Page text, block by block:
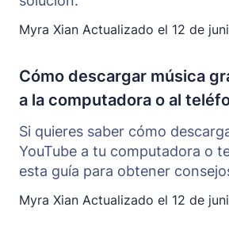
Myra Xian Actualizado el 12 de
Cómo descargar música
a la computadora o al
Si quieres saber cómo
YouTube a tu computadora o
esta guía para obtener
Myra Xian Actualizado el 12 de